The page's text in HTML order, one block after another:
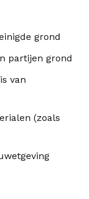
grond
partijen grond
van
(zoals